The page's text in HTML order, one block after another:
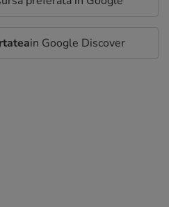
in Google Discover